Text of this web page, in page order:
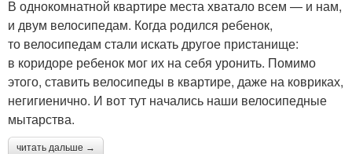
В однокомнатной квартире места хватало всем — и нам,
и двум велосипедам. Когда родился ребенок,
то велосипедам стали искать другое пристанище:
в коридоре ребенок мог их на себя уронить. Помимо
этого, ставить велосипеды в квартире, даже на ковриках,
негигиенично. И вот тут начались наши велосипедные
мытарства.
читать дальше →